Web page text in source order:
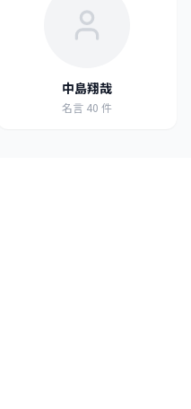
中島翔哉
名言 40 件